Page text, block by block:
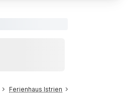
Ferienhaus Istrien